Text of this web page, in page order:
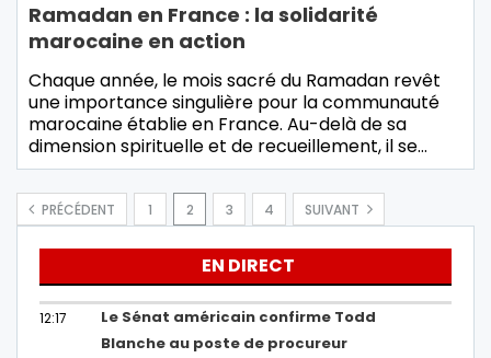
Ramadan en France : la solidarité
marocaine en action
Chaque année, le mois sacré du Ramadan revêt
une importance singulière pour la communauté
marocaine établie en France. Au-delà de sa
dimension spirituelle et de recueillement, il se…
PRÉCÉDENT 1 2 3 4 SUIVANT
EN DIRECT
12:17
Le Sénat américain confirme Todd
Blanche au poste de procureur